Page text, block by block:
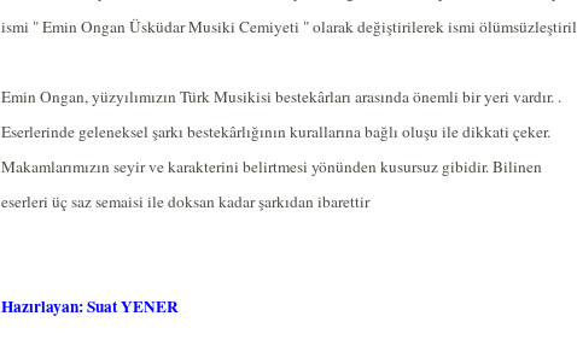
ismi " Emin Ongan Üsküdar Musiki Cemiyeti " olarak değiştirilerek ismi
Emin Ongan, yüzyılımızın Türk Musikisi bestekârları arasında önemli bir yeri vardır. .
Eserlerinde geleneksel şarkı bestekârlığının kurallarına bağlı oluşu ile dikkati çeker.
Makamlarımızın seyir ve karakterini belirtmesi yönünden kusursuz gibidir. Bilinen
eserleri üç saz semaisi ile doksan kadar şarkıdan ibarettir
Hazırlayan: Suat YENER